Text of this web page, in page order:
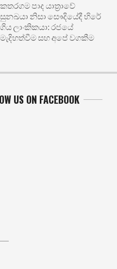
පාද යාත්‍රාවේ
නිසා සෞදියේදී හිරේ
රජයේ
සහ අපේ වගකීම
US ON FACEBOOK